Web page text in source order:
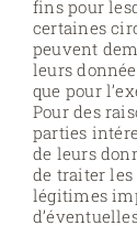
fins pour
certaines
peuvent
leurs
que pour
Pour des
parties
de leurs
de traiter les
légitimes